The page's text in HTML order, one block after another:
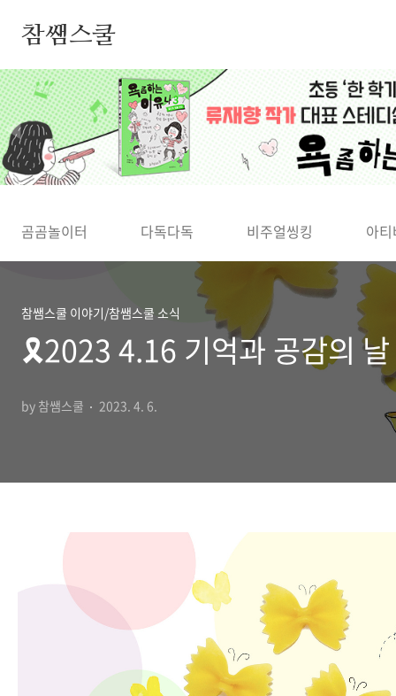
참쌤스쿨
◀
곰곰놀이터 다독다독 비주얼씽킹 아
참쌤스쿨 이야기/참쌤스쿨 소식
🎗2023 4.16 기억과 공감의
by 참쌤스쿨 2023. 4. 6.